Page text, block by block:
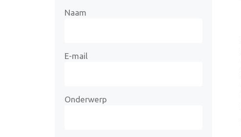
Naam
E-mail
Onderwerp